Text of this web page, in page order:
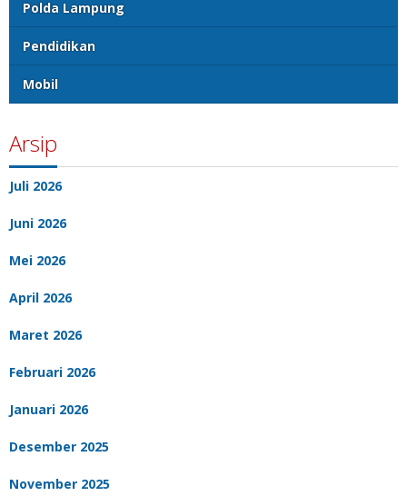
Polda Lampung
Pendidikan
Mobil
Arsip
Juli 2026
Juni 2026
Mei 2026
April 2026
Maret 2026
Februari 2026
Januari 2026
Desember 2025
November 2025